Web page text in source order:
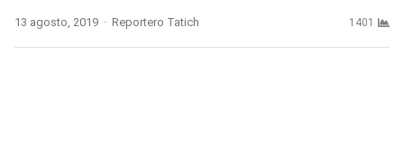
13 agosto, 2019 Author
Reportero Tatich 1401